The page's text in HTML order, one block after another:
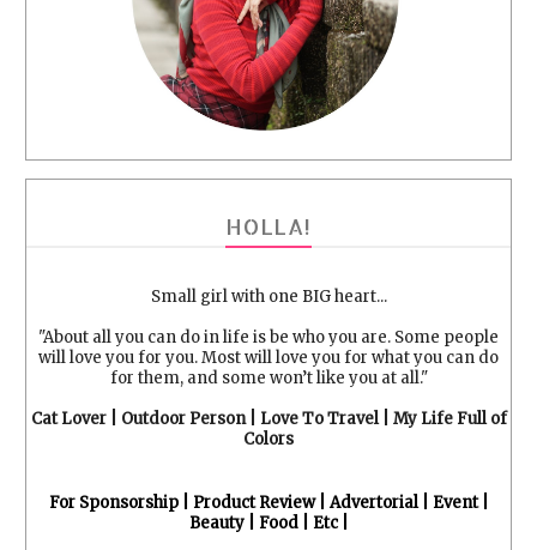
HOLLA!
Small girl with one BIG heart...
"About all you can do in life is be who you are. Some people
will love you for you. Most will love you for what you can do
for them, and some won’t like you at all."
Cat Lover | Outdoor Person | Love To Travel | My Life Full of
Colors
For Sponsorship | Product Review | Advertorial | Event |
Beauty | Food | Etc |